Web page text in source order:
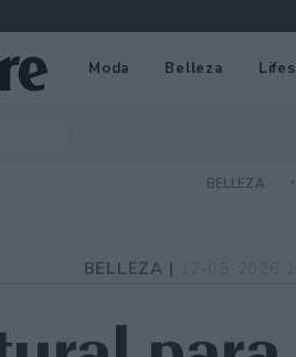
Moda Belleza
BELLEZA
BELLEZA |